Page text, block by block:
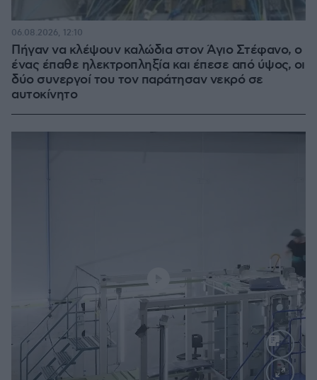
Πήγαν να κλέψουν καλώδια στον Άγιο Στέφανο, ο
ένας έπαθε ηλεκτροπληξία και έπεσε από ύψος, οι
δύο συνεργοί του τον παράτησαν νεκρό σε
αυτοκίνητο
06.08.2026, 12:10